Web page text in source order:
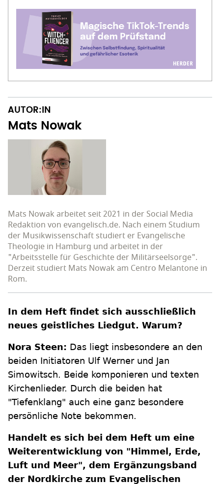
AUTOR:IN
Mats Nowak
Mats Nowak arbeitet seit 2021 in der Social Media
Redaktion von evangelisch.de. Nach einem Studium
der Musikwissenschaft studiert er Evangelische
Theologie in Hamburg und arbeitet in der
"Arbeitsstelle für Geschichte der Militärseelsorge".
Derzeit studiert Mats Nowak am Centro Melantone in
Rom.
In dem Heft findet sich ausschließlich
neues geistliches Liedgut. Warum?
Nora Steen: Das liegt insbesondere an den
beiden Initiatoren Ulf Werner und Jan
Simowitsch. Beide komponieren und texten
Kirchenlieder. Durch die beiden hat
"Tiefenklang" auch eine ganz besondere
persönliche Note bekommen.
Handelt es sich bei dem Heft um eine
Weiterentwicklung von "Himmel, Erde,
Luft und Meer", dem Ergänzungsband
der Nordkirche zum Evangelischen